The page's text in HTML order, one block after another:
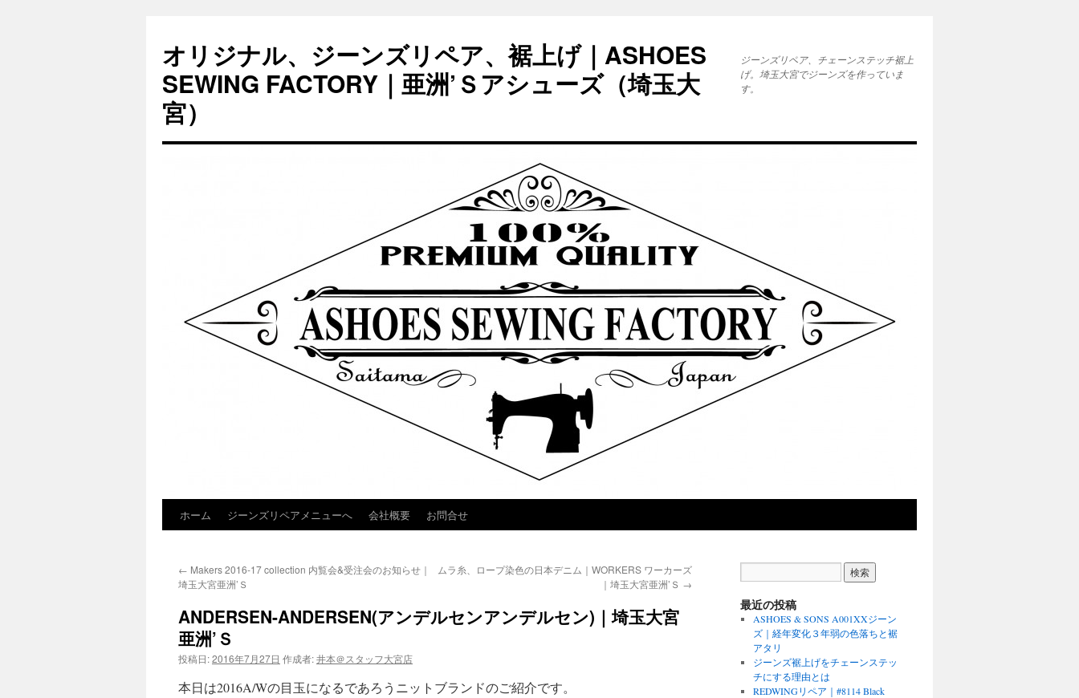
オリジナル、ジーンズリペア、裾上げ｜ASHOES
SEWING FACTORY｜亜洲’Ｓアシューズ（埼玉大
宮）
ジーンズリペア、チェーンステッチ裾上
げ。埼玉大宮でジーンズを作っていま
す。
テ
ツ
へ
ホーム ジーンズリペアメニューへ 会社概要 お問合せ
← Makers 2016-17 collection 内覧会&受注会のお知らせ｜
埼玉大宮亜洲’Ｓ
ムラ糸、ロープ染色の日本デニム｜WORKERS ワーカーズ
｜埼玉大宮亜洲’Ｓ →
ANDERSEN-ANDERSEN(アンデルセンアンデルセン)｜埼玉大宮
亜洲’Ｓ
投稿日:2016年7月27日 作成者:井本＠スタッフ大宮店
本日は2016A/Wの目玉になるであろうニットブランドのご紹介です。
最近の投稿
ASHOES & SONS A001XXジーン
ズ｜経年変化３年弱の色落ちと裾
アタリ
ジーンズ裾上げをチェーンステッ
チにする理由とは
REDWINGリペア｜#8114 Black